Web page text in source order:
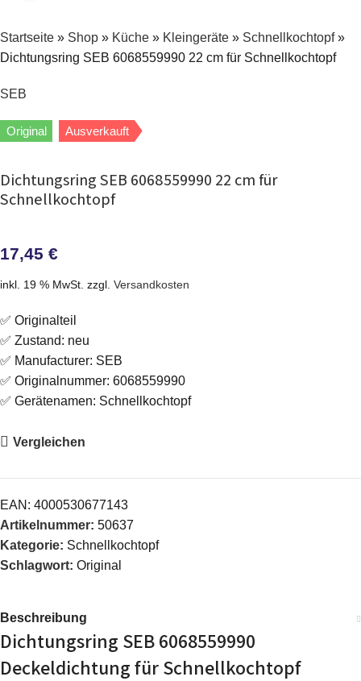
Startseite » Shop » Küche » Kleingeräte » Schnellkochtopf»
Dichtungsring SEB 6068559990 22 cm für Schnellkochtopf
SEB
Original Ausverkauft
Dichtungsring SEB 6068559990 22 cm für
Schnellkochtopf
17,45 €
inkl. 19 % MwSt. zzgl. Versandkosten
✅ Originalteil
✅ Zustand: neu
✅ Manufacturer: SEB
✅ Originalnummer: 6068559990
✅ Gerätenamen: Schnellkochtopf
Vergleichen
EAN: 4000530677143
Artikelnummer: 50637
Kategorie: Schnellkochtopf
Schlagwort: Original
Beschreibung
Dichtungsring SEB 6068559990
Deckeldichtung für Schnellkochtopf